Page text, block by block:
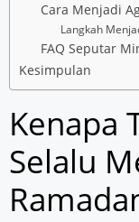
Cara Menjadi
Langkah
FAQ Seputar
Kesimpulan
Kenapa
Selalu